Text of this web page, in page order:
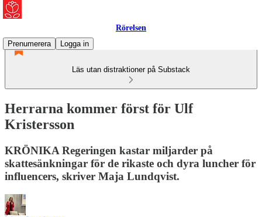
Rörelsen
Prenumerera
Logga in
Läs utan distraktioner på Substack
Herrarna kommer först för Ulf
Kristersson
KRÖNIKA Regeringen kastar miljarder på
skattesänkningar för de rikaste och dyra luncher för
influencers, skriver Maja Lundqvist.